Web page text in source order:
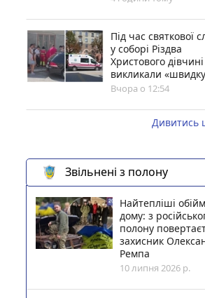
Під час святкової
у соборі Різдва
Христового дівчині
викликали
Вчора о 12:54
Дивитись
Звільнені з полону
Найтепліші
дому: з
полону
захисник
Ремпа
10 липня 2026 р.